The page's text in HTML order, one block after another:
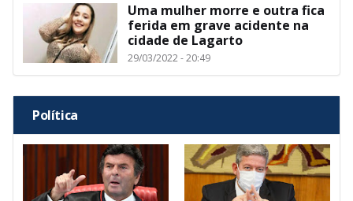
Uma mulher morre e outra fica
ferida em grave acidente na
cidade de Lagarto
29/03/2022 - 20:49
Política